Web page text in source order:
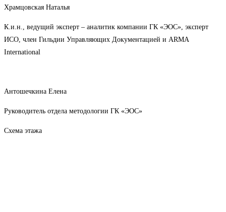
Храмцовская Наталья
К.и.н., ведущий эксперт – аналитик компании ГК «ЭОС», эксперт
ИСО, член Гильдии Управляющих Документацией и ARMA
International
Антошечкина Елена
Руководитель отдела методологии ГК «ЭОС»
Схема этажа